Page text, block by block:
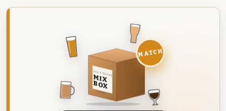
DEZE MAAND
MIX
BOX
8 BIEREN
MATCH